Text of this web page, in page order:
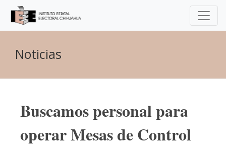
Noticias
Buscamos personal para
operar Mesas de Control